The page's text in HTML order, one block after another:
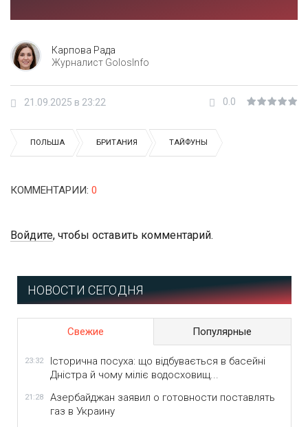
Карпова Рада
Журналист GolosInfo
21.09.2025 в 23:22 0.0
ПОЛЬША БРИТАНИЯ ТАЙФУНЫ
КОММЕНТАРИИ: 0
Войдите, чтобы оставить комментарий.
НОВОСТИ СЕГОДНЯ
Свежие Популярные
23:32
Історична посуха: що відбувається в басейні
Дністра й чому міліє водосховищ...
21:28
Азербайджан заявил о готовности поставлять
газ в Украину